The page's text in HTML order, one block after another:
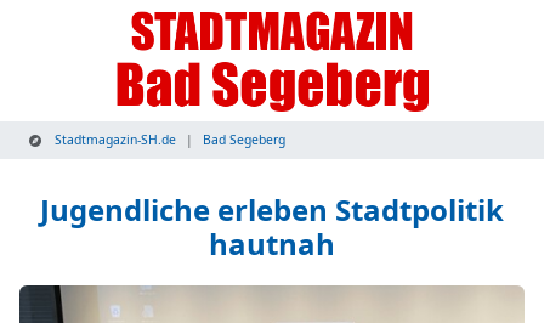
Stadtmagazin-SH.de Bad Segeberg
Jugendliche erleben Stadtpolitik
hautnah